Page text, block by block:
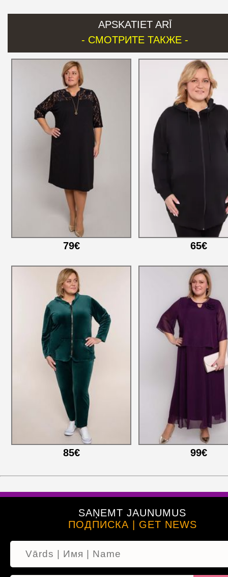
APSKATIET ARĪ
- СМОТРИТЕ ТАКЖЕ -
79€ 65€
85€ 99€
SAŅEMT JAUNUMUS
ПОДПИСКА | GET NEWS